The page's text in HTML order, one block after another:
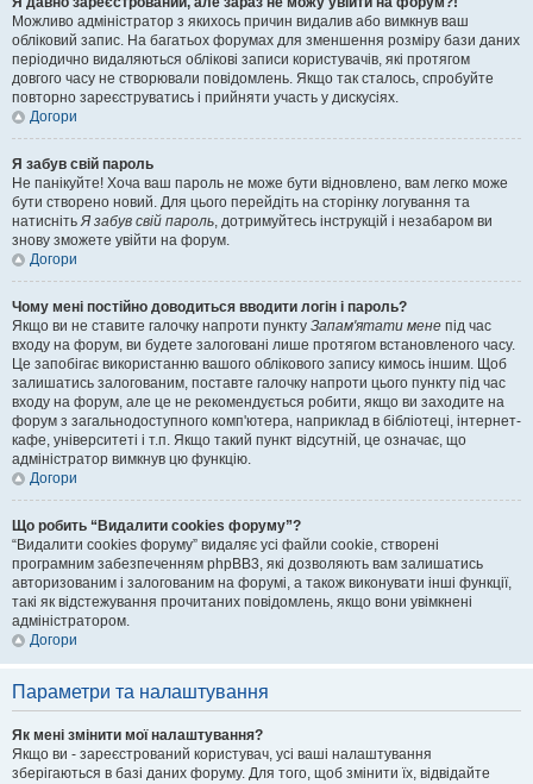
Можливо адміністратор з якихось причин видалив або вимкнув ваш
обліковий запис. На багатьох форумах для зменшення розміру бази даних
періодично видаляються облікові записи користувачів, які протягом
довгого часу не створювали повідомлень. Якщо так сталось, спробуйте
повторно зареєструватись і прийняти участь у дискусіях.
Догори
Я забув свій пароль
Не панікуйте! Хоча ваш пароль не може бути відновлено, вам легко може
бути створено новий. Для цього перейдіть на сторінку логування та
натиснітьЯ забув свій пароль, дотримуйтесь інструкцій і незабаром ви
знову зможете увійти на форум.
Догори
Чому мені постійно доводиться вводити логін і пароль?
Якщо ви не ставите галочку напроти пункту Запам'ятати мене під час
входу на форум, ви будете залоговані лише протягом встановленого часу.
Це запобігає використанню вашого облікового запису кимось іншим. Щоб
залишатись залогованим, поставте галочку напроти цього пункту під час
входу на форум, але це не рекомендується робити, якщо ви заходите на
форум з загальнодоступного комп'ютера, наприклад в бібліотеці, інтернет-
кафе, університеті і т.п. Якщо такий пункт відсутній, це означає, що
адміністратор вимкнув цю функцію.
Догори
Що робить “Видалити cookies форуму”?
“Видалити cookies форуму” видаляє усі файли cookie, створені
програмним забезпеченням phpBB3, які дозволяють вам залишатись
авторизованим і залогованим на форумі, а також виконувати інші функції,
такі як відстежування прочитаних повідомлень, якщо вони увімкнені
адміністратором.
Догори
Параметри та налаштування
Як мені змінити мої налаштування?
Якщо ви - зареєстрований користувач, усі ваші налаштування
зберігаються в базі даних форуму. Для того, щоб змінити їх, відвідайте